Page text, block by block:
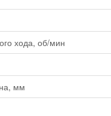
хода, об/мин
мм